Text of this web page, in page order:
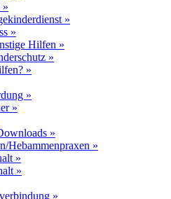
»
»
»
Hilfen »
»
»
»
»
»
Hebammenpraxen »
»
»
»